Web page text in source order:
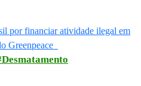
Desmatamento